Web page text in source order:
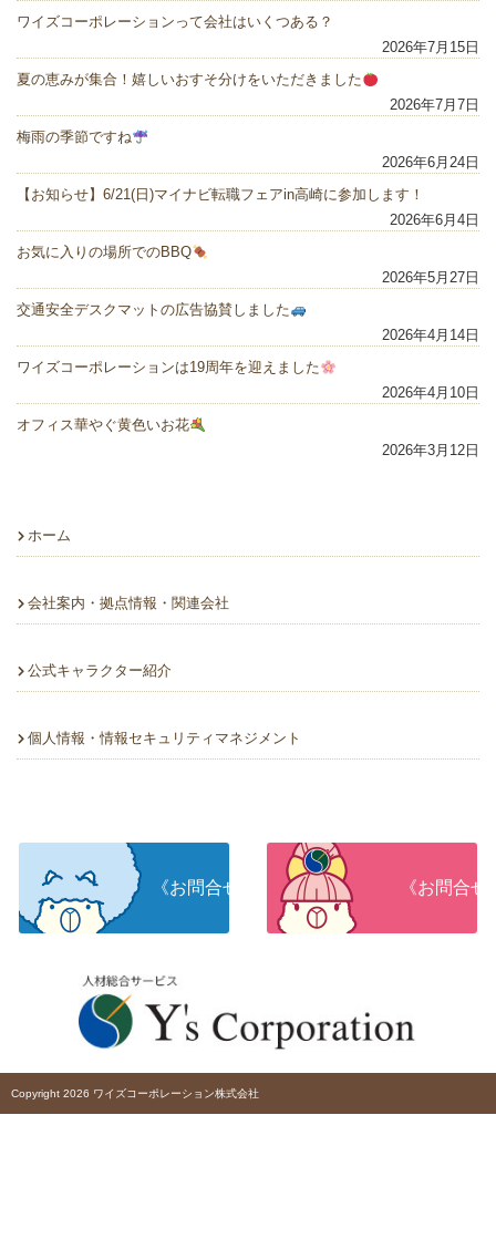
ワイズコーポレーションって会社はいくつある？
2026年7月15日
夏の恵みが集合！嬉しいおすそ分けをいただきました
2026年7月7日
梅雨の季節ですね
2026年6月24日
【お知らせ】6/21(日)マイナビ転職フェアin高崎に参加します！
2026年6月4日
お気に入りの場所でのBBQ
2026年5月27日
交通安全デスクマットの広告協賛しました
2026年4月14日
ワイズコーポレーションは19周年を迎えました
2026年4月10日
オフィス華やぐ黄色いお花
2026年3月12日
ホーム
会社案内・拠点情報・関連会社
公式キャラクター紹介
個人情報・情報セキュリティマネジメント
《お問合せ》人材をお探しの企業さま
《お問合
Copyright 2026 ワイズコーポレーション株式会社